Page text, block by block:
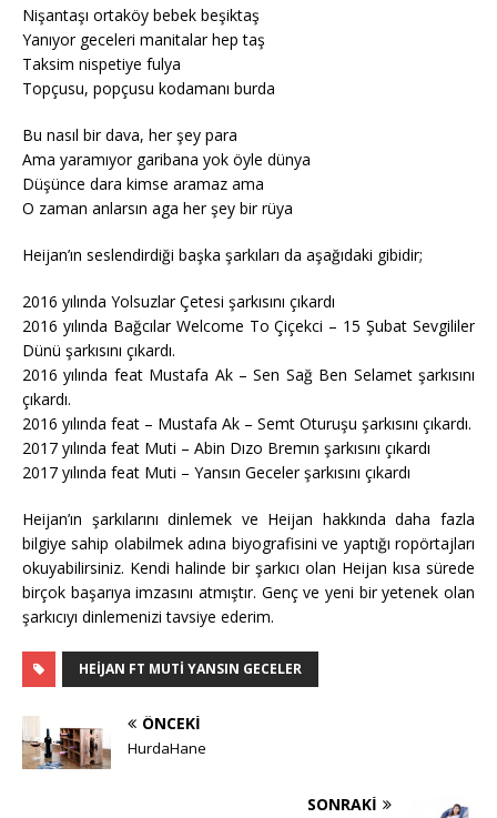
Nişantaşı ortaköy bebek beşiktaş
Yanıyor geceleri manitalar hep taş
Taksim nispetiye fulya
Topçusu, popçusu kodamanı burda
Bu nasıl bir dava, her şey para
Ama yaramıyor garibana yok öyle dünya
Düşünce dara kimse aramaz ama
O zaman anlarsın aga her şey bir rüya
Heijan’ın seslendirdiği başka şarkıları da aşağıdaki gibidir;
2016 yılında Yolsuzlar Çetesi şarkısını çıkardı
2016 yılında Bağcılar Welcome To Çiçekci – 15 Şubat Sevgililer
Dünü şarkısını çıkardı.
2016 yılında feat Mustafa Ak – Sen Sağ Ben Selamet şarkısını
çıkardı.
2016 yılında feat – Mustafa Ak – Semt Oturuşu şarkısını çıkardı.
2017 yılında feat Muti – Abin Dızo Bremın şarkısını çıkardı
2017 yılında feat Muti – Yansın Geceler şarkısını çıkardı
Heijan’ın şarkılarını dinlemek ve Heijan hakkında daha fazla
bilgiye sahip olabilmek adına biyografisini ve yaptığı ropörtajları
okuyabilirsiniz. Kendi halinde bir şarkıcı olan Heijan kısa sürede
birçok başarıya imzasını atmıştır. Genç ve yeni bir yetenek olan
şarkıcıyı dinlemenizi tavsiye ederim.
HEIJAN FT MUTI YANSIN GECELER
ÖNCEKI
HurdaHane
SONRAKI